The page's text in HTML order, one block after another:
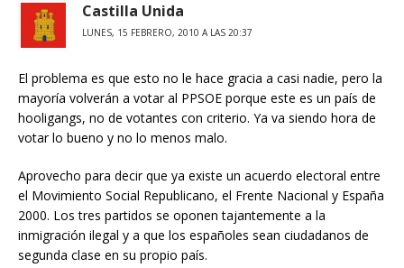
Castilla Unida
LUNES, 15 FEBRERO, 2010 A LAS 20:37
El problema es que esto no le hace gracia a casi nadie, pero la
mayoría volverán a votar al PPSOE porque este es un país de
hooligangs, no de votantes con criterio. Ya va siendo hora de
votar lo bueno y no lo menos malo.
Aprovecho para decir que ya existe un acuerdo electoral entre
el Movimiento Social Republicano, el Frente Nacional y España
2000. Los tres partidos se oponen tajantemente a la
inmigración ilegal y a que los españoles sean ciudadanos de
segunda clase en su propio país.